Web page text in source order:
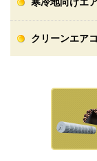
クリーンエア